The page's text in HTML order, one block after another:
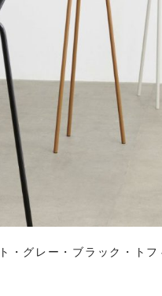
・グレー・ブラック・トフ